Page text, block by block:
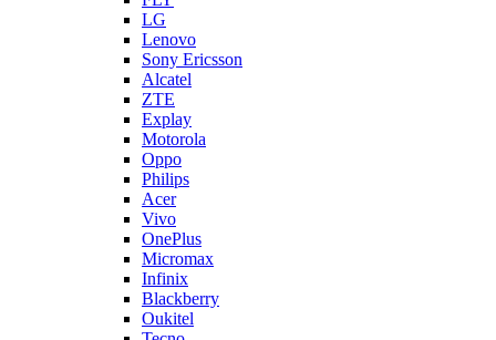
LG
Lenovo
Sony Ericsson
Alcatel
ZTE
Explay
Motorola
Oppo
Philips
Acer
Vivo
OnePlus
Micromax
Infinix
Blackberry
Oukitel